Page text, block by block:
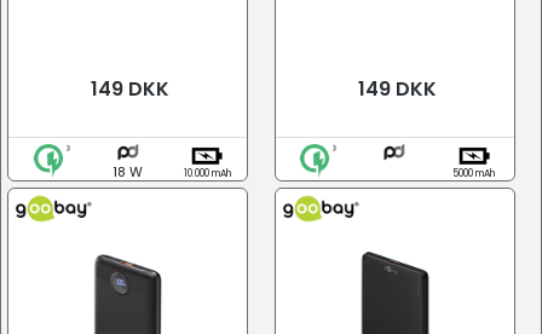
149 DKK
18 W 10.000 mAh
149 DKK
5000 mAh